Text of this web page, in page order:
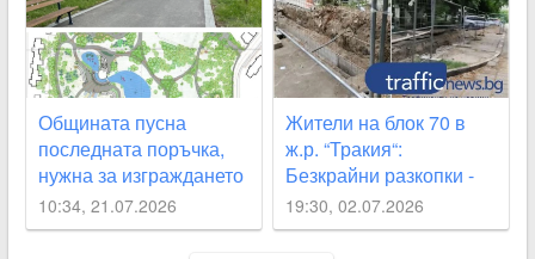
Общината пусна
последната поръчка,
нужна за изграждането
на парка „Кан Крум“
10:34, 21.07.2026
Жители на блок 70 в
ж.р. “Тракия“:
Безкрайни разкопки -
хоризонт няма
19:30, 02.07.2026